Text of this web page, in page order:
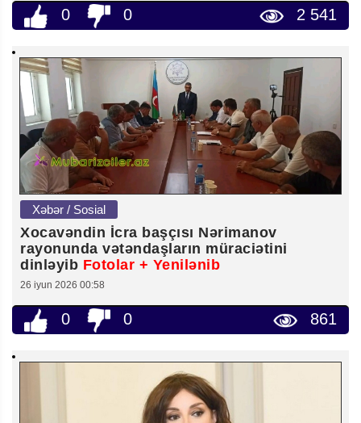
0 0 2 541
Xəbər / Sosial
Xocavəndin İcra başçısı Nərimanov
rayonunda vətəndaşların müraciətini
dinləyib Fotolar + Yenilənib
26 iyun 2026 00:58
0 0 861